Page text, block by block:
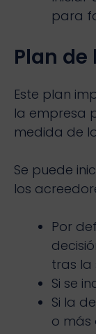
para
Plan
Este plan
la empresa
medida de
Se puede
los
Por
tras la
Si se
Si la
o más